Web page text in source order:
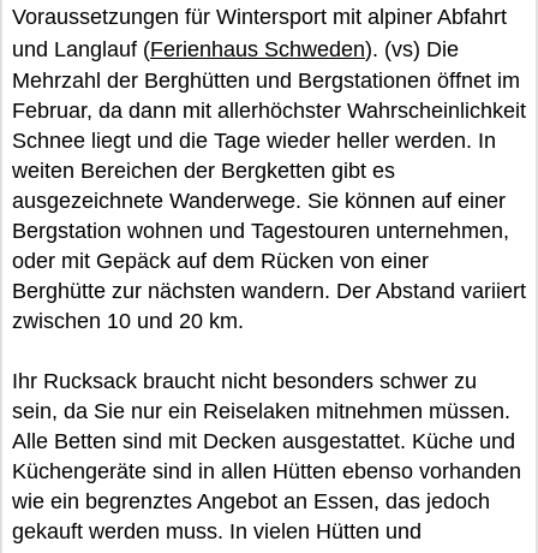
Voraussetzungen für Wintersport mit alpiner Abfahrt
und Langlauf (Ferienhaus Schweden). (vs) Die
Mehrzahl der Berghütten und Bergstationen öffnet im
Februar, da dann mit allerhöchster Wahrscheinlichkeit
Schnee liegt und die Tage wieder heller werden. In
weiten Bereichen der Bergketten gibt es
ausgezeichnete Wanderwege. Sie können auf einer
Bergstation wohnen und Tagestouren unternehmen,
oder mit Gepäck auf dem Rücken von einer
Berghütte zur nächsten wandern. Der Abstand variiert
zwischen 10 und 20 km.
Ihr Rucksack braucht nicht besonders schwer zu
sein, da Sie nur ein Reiselaken mitnehmen müssen.
Alle Betten sind mit Decken ausgestattet. Küche und
Küchengeräte sind in allen Hütten ebenso vorhanden
wie ein begrenztes Angebot an Essen, das jedoch
gekauft werden muss. In vielen Hütten und